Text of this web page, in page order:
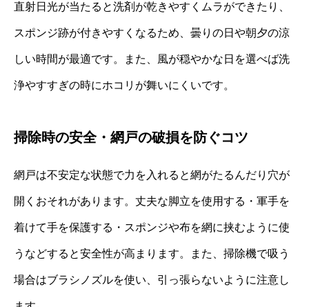
直射日光が当たると洗剤が乾きやすくムラができたり、
スポンジ跡が付きやすくなるため、曇りの日や朝夕の涼
しい時間が最適です。また、風が穏やかな日を選べば洗
浄やすすぎの時にホコリが舞いにくいです。
掃除時の安全・網戸の破損を防ぐコツ
網戸は不安定な状態で力を入れると網がたるんだり穴が
開くおそれがあります。丈夫な脚立を使用する・軍手を
着けて手を保護する・スポンジや布を網に挟むように使
うなどすると安全性が高まります。また、掃除機で吸う
場合はブラシノズルを使い、引っ張らないように注意し